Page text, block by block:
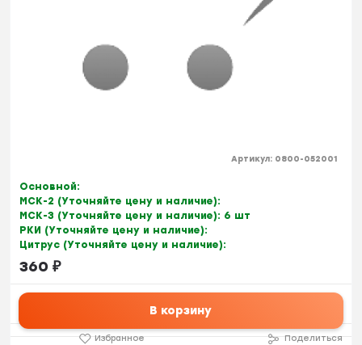
Артикул: 0800-052001
Основной:
МСК-2 (Уточняйте цену и наличие):
МСК-3 (Уточняйте цену и наличие): 6 шт
РКИ (Уточняйте цену и наличие):
Цитрус (Уточняйте цену и наличие):
360 ₽
В корзину
Избранное Поделиться